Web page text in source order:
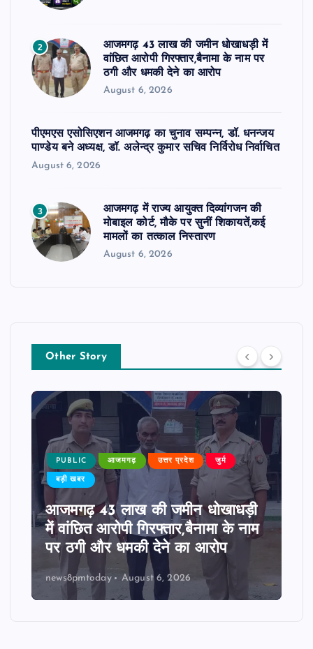
2
आजमगढ़ 43 लाख की जमीन धोखाधड़ी में
वांछित आरोपी गिरफ्तार,बैनामा के नाम पर
ठगी और धमकी देने का आरोप
August 6, 2026
पीएमएस एसोसिएशन आजमगढ़ का चुनाव सम्पन्न, डॉ. धनन्जय
पाण्डेय बने अध्यक्ष, डॉ. अलेन्द्र कुमार सचिव निर्विरोध निर्वाचित
August 6, 2026
3
आजमगढ़ में राज्य आयुक्त दिव्यांगजन की
मोबाइल कोर्ट, मौके पर सुनीं शिकायतें,कई
मामलों का तत्काल निस्तारण
August 6, 2026
Other Story
PUBLIC आजमगढ़ उत्तर प्रदेश जुर्म
बड़ी खबर
आजमगढ़ 43 लाख की जमीन धोखाधड़ी
में वांछित आरोपी गिरफ्तार,बैनामा के नाम
पर ठगी और धमकी देने का आरोप
news8pmtoday August 6, 2026